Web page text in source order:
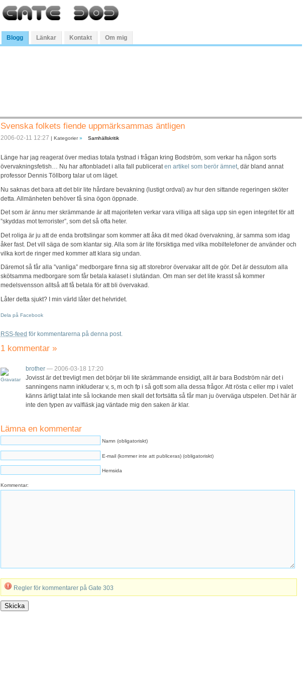
Blogg Länkar Kontakt Om mig
Svenska folkets fiende uppmärksammas äntligen
2006-02-11 12:27 | Kategorier» Samhällskritik
Länge har jag reagerat över medias totala tystnad i frågan kring Bodström, som verkar ha någon sorts
övervakningsfetish… Nu har aftonbladet i alla fall publiceraten artikel som berör ämnet, där bland annat
professor Dennis Töllborg talar ut om läget.
Nu saknas det bara att det blir lite hårdare bevakning (lustigt ordval) av hur den sittande regeringen sköter
detta. Allmänheten behöver få sina ögon öppnade.
Det som är ännu mer skrämmande är att majoriteten verkar vara villiga att säga upp sin egen integritet för att
”skyddas mot terrorister”, som det så ofta heter.
Det roliga är ju att de enda brottslingar som kommer att åka dit med ökad övervakning, är samma som idag
åker fast. Det vill säga de som klantar sig. Alla som är lite försiktiga med vilka mobiltelefoner de använder och
vilka kort de ringer med kommer att klara sig undan.
Däremot så får alla ”vanliga” medborgare finna sig att storebror övervakar allt de gör. Det är dessutom alla
skötsamma medborgare som får betala kalaset i slutändan. Om man ser det lite krasst så kommer
medelsvensson alltså att få betala för att bli övervakad.
Låter detta sjukt? I min värld låter det helvridet.
Dela på Facebook
RSS-feed för kommentarerna på denna post.
1 kommentar »
brother — 2006-03-18 17:20
Jovisst är det trevligt men det börjar bli lite skrämmande ensidigt, allt är bara Bodström när det i
sanningens namn inkluderar v, s, m och fp i så gott som alla dessa frågor. Att rösta c eller mp i valet
känns ärligt talat inte så lockande men skall det fortsätta så får man ju överväga utspelen. Det här är
inte den typen av valfläsk jag väntade mig den saken är klar.
Lämna en kommentar
Namn (obligatoriskt)
E-mail (kommer inte att publiceras) (obligatoriskt)
Hemsida
Kommentar:
Regler för kommentarer på Gate 303